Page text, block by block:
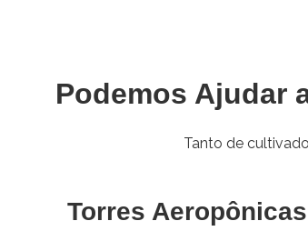
Podemos Ajudar
Tanto de
Torres